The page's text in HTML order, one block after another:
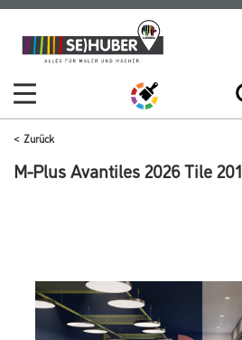
Zum
Inhalt
Zum
Navigationsmenü
Zurück
M-Plus Avantiles 2026 Tile 201